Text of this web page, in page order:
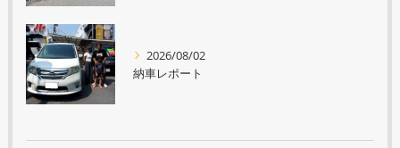
2026/08/02
納車レポート